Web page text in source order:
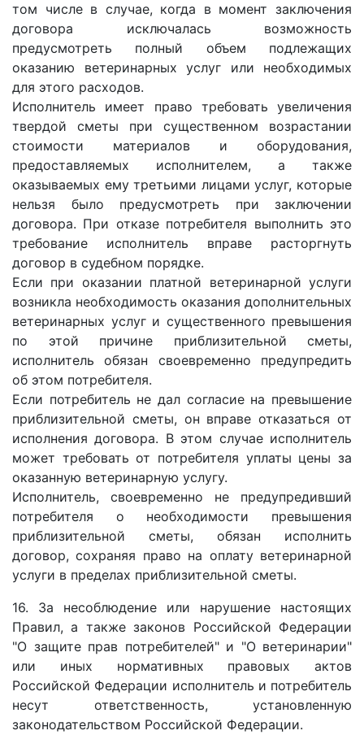
том числе в случае, когда в момент заключения
договора исключалась возможность
предусмотреть полный объем подлежащих
оказанию ветеринарных услуг или необходимых
для этого расходов.
Исполнитель имеет право требовать увеличения
твердой сметы при существенном возрастании
стоимости материалов и оборудования,
предоставляемых исполнителем, а также
оказываемых ему третьими лицами услуг, которые
нельзя было предусмотреть при заключении
договора. При отказе потребителя выполнить это
требование исполнитель вправе расторгнуть
договор в судебном порядке.
Если при оказании платной ветеринарной услуги
возникла необходимость оказания дополнительных
ветеринарных услуг и существенного превышения
по этой причине приблизительной сметы,
исполнитель обязан своевременно предупредить
об этом потребителя.
Если потребитель не дал согласие на превышение
приблизительной сметы, он вправе отказаться от
исполнения договора. В этом случае исполнитель
может требовать от потребителя уплаты цены за
оказанную ветеринарную услугу.
Исполнитель, своевременно не предупредивший
потребителя о необходимости превышения
приблизительной сметы, обязан исполнить
договор, сохраняя право на оплату ветеринарной
услуги в пределах приблизительной сметы.
16. За несоблюдение или нарушение настоящих
Правил, а также законов Российской Федерации
"О защите прав потребителей" и "О ветеринарии"
или иных нормативных правовых актов
Российской Федерации исполнитель и потребитель
несут ответственность, установленную
законодательством Российской Федерации.